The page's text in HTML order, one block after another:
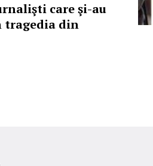
care şi-au
tragedia din